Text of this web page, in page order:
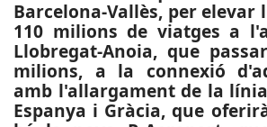
Barcelona-Vallès, per elevar
110 milions de viatges a
Llobregat-Anoia, que
milions, a la connexió
amb l'allargament de la
Espanya i Gràcia, que